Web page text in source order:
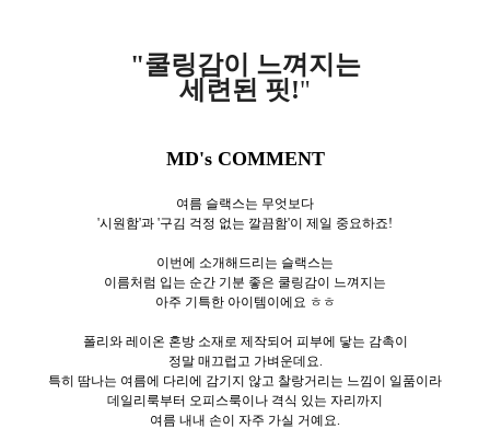
"쿨링감이 느껴지는
세련된 핏!"
MD's COMMENT
여름 슬랙스는 무엇보다
'시원함'과 '구김 걱정 없는 깔끔함'이 제일 중요하죠!
이번에 소개해드리는 슬랙스는
이름처럼 입는 순간 기분 좋은 쿨링감이 느껴지는
아주 기특한 아이템이에요 ㅎㅎ
폴리와 레이온 혼방 소재로 제작되어 피부에 닿는 감촉이
정말 매끄럽고 가벼운데요.
특히 땀나는 여름에 다리에 감기지 않고 찰랑거리는 느낌이 일품이라
데일리룩부터 오피스룩이나 격식 있는 자리까지
여름 내내 손이 자주 가실 거예요.